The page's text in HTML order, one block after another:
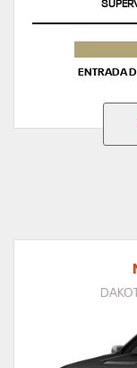
ENTRADA